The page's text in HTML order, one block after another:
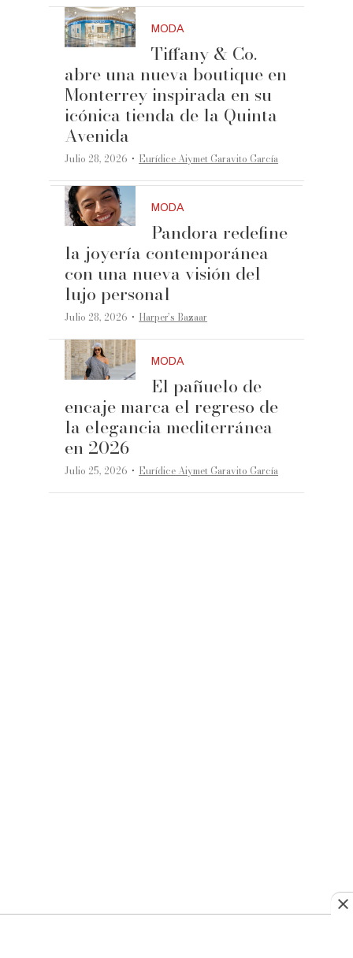
MODA
Tiffany & Co.
abre una nueva boutique en
Monterrey inspirada en su
icónica tienda de la Quinta
Avenida
Julio 28, 2026 ·Eurídice Aiymet Garavito García
MODA
Pandora redefine
la joyería contemporánea
con una nueva visión del
lujo personal
Julio 28, 2026 ·Harper’s Bazaar
MODA
El pañuelo de
encaje marca el regreso de
la elegancia mediterránea
en 2026
Julio 25, 2026 ·Eurídice Aiymet Garavito García